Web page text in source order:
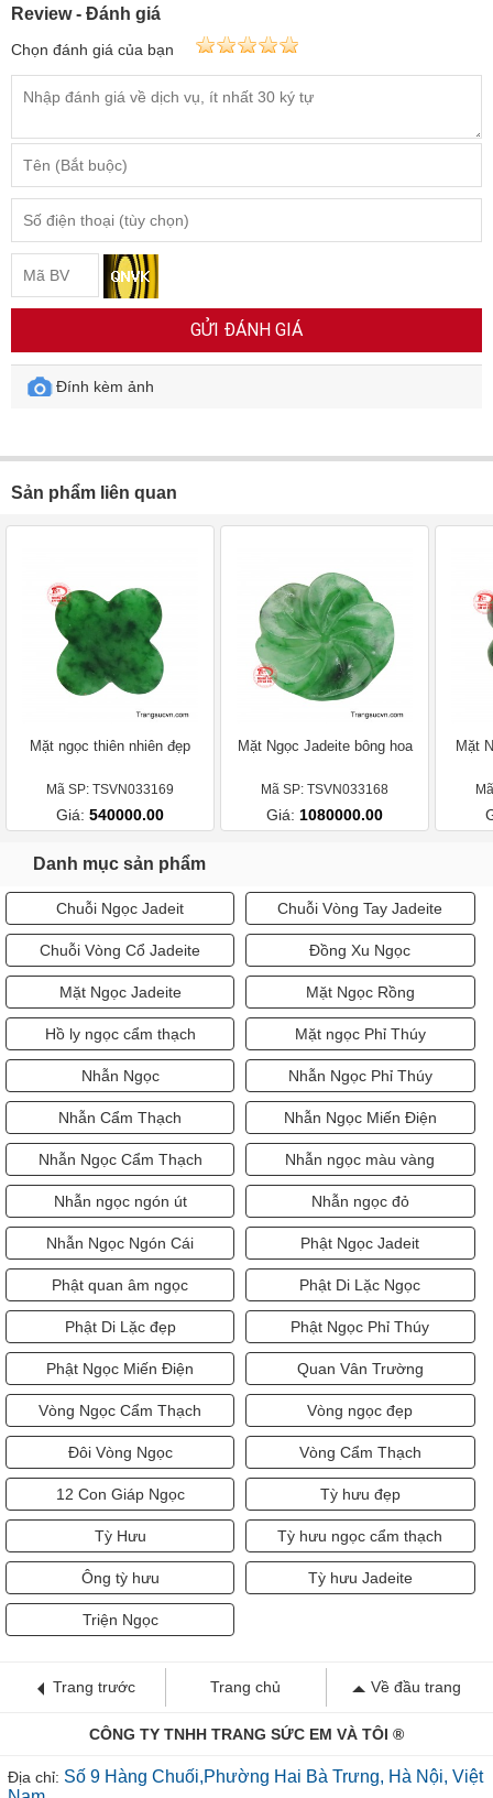
Review - Đánh giá
Chọn đánh giá của bạn
GỬI ĐÁNH GIÁ
Đính kèm ảnh
Sản phẩm liên quan
Mặt ngọc thiên nhiên đẹp
Mã SP: TSVN033169
Giá: 540000.00
Mặt Ngọc Jadeite bông hoa
Mã SP: TSVN033168
Giá: 1080000.00
Mặt
Danh mục sản phẩm
Chuỗi Ngọc Jadeit Chuỗi Vòng Tay Jadeite
Chuỗi Vòng Cổ Jadeite Đồng Xu Ngọc
Mặt Ngọc Jadeite Mặt Ngọc Rồng
Hồ ly ngọc cẩm thạch Mặt ngọc Phỉ Thúy
Nhẫn Ngọc Nhẫn Ngọc Phỉ Thúy
Nhẫn Cẩm Thạch Nhẫn Ngọc Miến Điện
Nhẫn Ngọc Cẩm Thạch Nhẫn ngọc màu vàng
Nhẫn ngọc ngón út Nhẫn ngọc đỏ
Nhẫn Ngọc Ngón Cái Phật Ngọc Jadeit
Phật quan âm ngọc Phật Di Lặc Ngọc
Phật Di Lặc đẹp Phật Ngọc Phỉ Thúy
Phật Ngọc Miến Điện Quan Vân Trường
Vòng Ngọc Cẩm Thạch Vòng ngọc đẹp
Đôi Vòng Ngọc Vòng Cẩm Thạch
12 Con Giáp Ngọc Tỳ hưu đẹp
Tỳ Hưu Tỳ hưu ngọc cẩm thạch
Ông tỳ hưu Tỳ hưu Jadeite
Triện Ngọc
Trang trước Trang chủ Về đầu trang
CÔNG TY TNHH TRANG SỨC EM VÀ TÔI ®
Địa chỉ: Số 9 Hàng Chuối,Phường Hai Bà Trưng, Hà Nội, Việt